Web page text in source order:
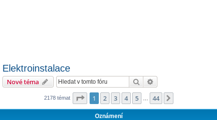
Elektroinstalace
Nové téma Hledat
2178 témat Stránka z 44
1 2 3 4 5 44
Oznámení